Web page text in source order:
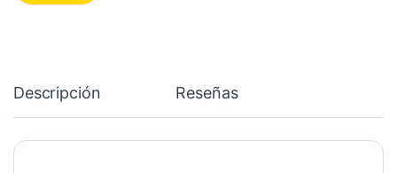
Descripción Reseñas